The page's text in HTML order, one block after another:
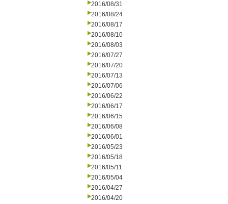
2016/08/31
2016/08/24
2016/08/17
2016/08/10
2016/08/03
2016/07/27
2016/07/20
2016/07/13
2016/07/06
2016/06/22
2016/06/17
2016/06/15
2016/06/08
2016/06/01
2016/05/23
2016/05/18
2016/05/11
2016/05/04
2016/04/27
2016/04/20